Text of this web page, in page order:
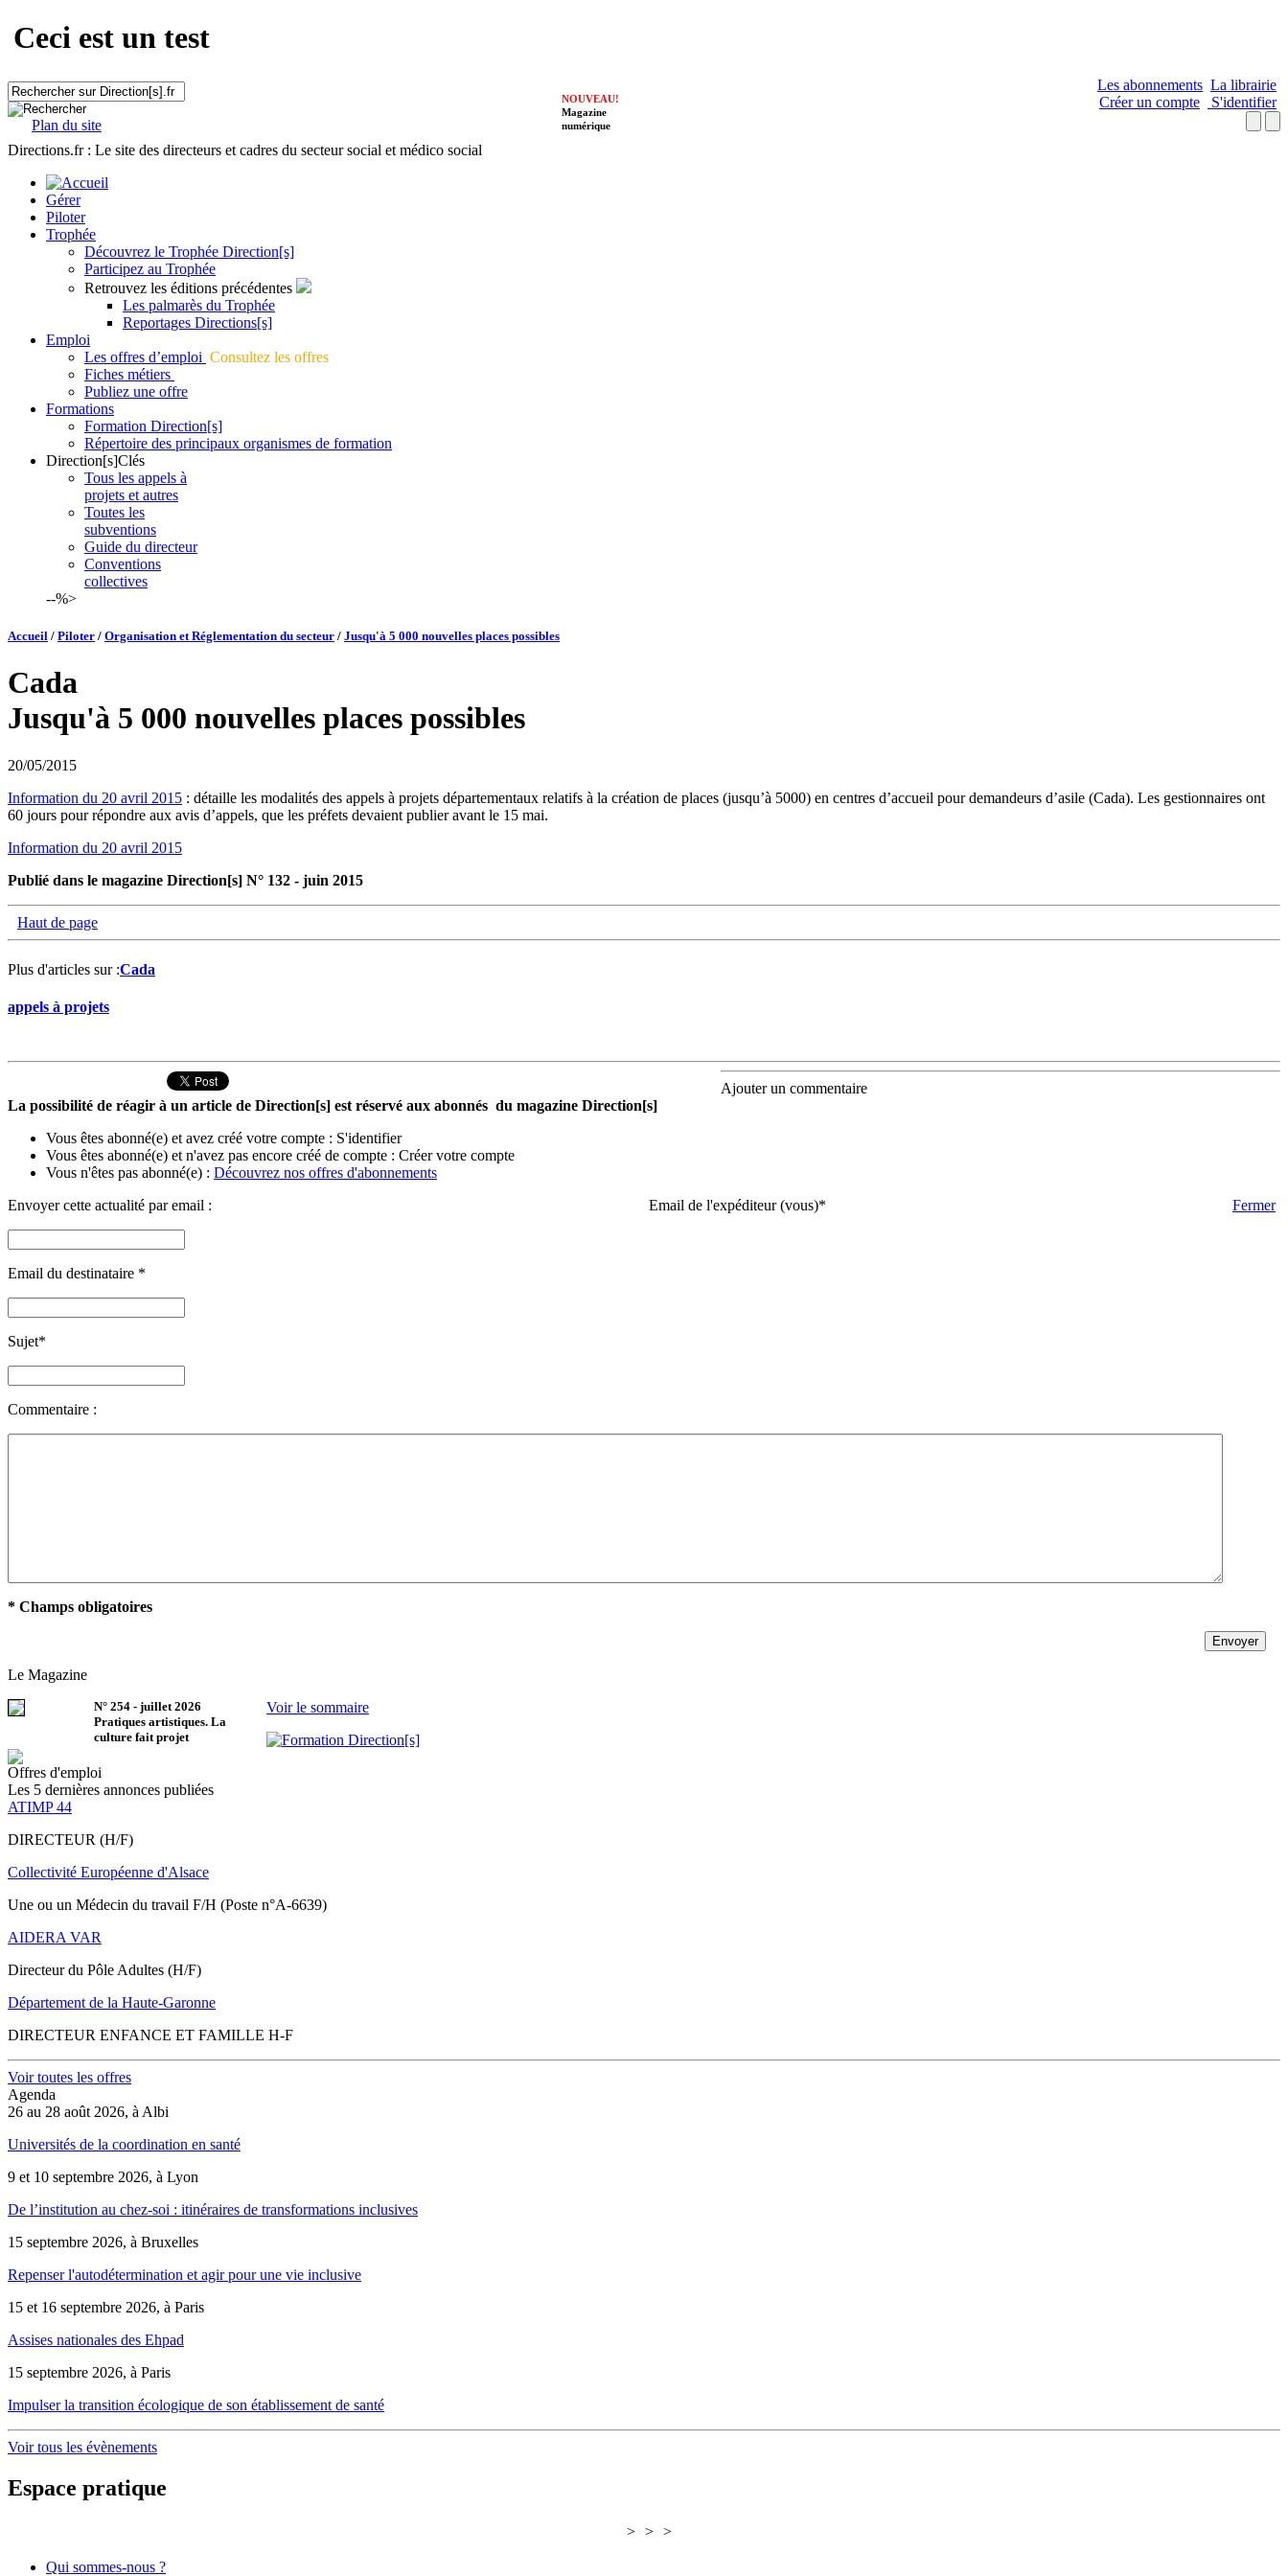
Ceci est un test
Plan du site
Les abonnements La librairie
Créer un compte
S'identifier
NOUVEAU!
Magazine
numérique
Directions.fr : Le site des directeurs et cadres du secteur social et médico social
Gérer
Piloter
Trophée
Découvrez le Trophée Direction[s]
Participez au Trophée
Retrouvez les éditions précédentes
Les palmarès du Trophée
Reportages Directions[s]
Emploi
Les offres d’emploi Consultez les offres
Fiches métiers
Publiez une offre
Formations
Formation Direction[s]
Répertoire des principaux organismes de formation
Direction[s]Clés
Tous les appels à
projets et autres
Toutes les
subventions
Guide du directeur
Conventions
collectives
--%>
Accueil / Piloter / Organisation et Réglementation du secteur / Jusqu'à 5 000 nouvelles places possibles
Cada
Jusqu'à 5 000 nouvelles places possibles
20/05/2015
Information du 20 avril 2015 : détaille les modalités des appels à projets départementaux relatifs à la création de places (jusqu’à 5000) en centres d’accueil pour demandeurs d’asile (Cada). Les gestionnaires ont
60 jours pour répondre aux avis d’appels, que les préfets devaient publier avant le 15 mai.
Information du 20 avril 2015
Publié dans le magazine Direction[s] N° 132 - juin 2015
Haut de page
Plus d'articles sur :Cada
appels à projets
Ajouter un commentaire
La possibilité de réagir à un article de Direction[s] est réservé aux abonnés du magazine Direction[s]
Vous êtes abonné(e) et avez créé votre compte : S'identifier
Vous êtes abonné(e) et n'avez pas encore créé de compte : Créer votre compte
Vous n'êtes pas abonné(e) : Découvrez nos offres d'abonnements
Envoyer cette actualité par email :
Fermer
Email de l'expéditeur (vous)*
Email du destinataire *
Sujet*
Commentaire :
* Champs obligatoires
Le Magazine
N° 254 - juillet 2026
Pratiques artistiques. La
culture fait projet
Voir le sommaire
Offres d'emploi
Les 5 dernières annonces publiées
ATIMP 44
DIRECTEUR (H/F)
Collectivité Européenne d'Alsace
Une ou un Médecin du travail F/H (Poste n°A-6639)
AIDERA VAR
Directeur du Pôle Adultes (H/F)
Département de la Haute-Garonne
DIRECTEUR ENFANCE ET FAMILLE H-F
Voir toutes les offres
Agenda
26 au 28 août 2026, à Albi
Universités de la coordination en santé
9 et 10 septembre 2026, à Lyon
De l’institution au chez-soi : itinéraires de transformations inclusives
15 septembre 2026, à Bruxelles
Repenser l'autodétermination et agir pour une vie inclusive
15 et 16 septembre 2026, à Paris
Assises nationales des Ehpad
15 septembre 2026, à Paris
Impulser la transition écologique de son établissement de santé
Voir tous les évènements
Espace pratique
> > >
Qui sommes-nous ?